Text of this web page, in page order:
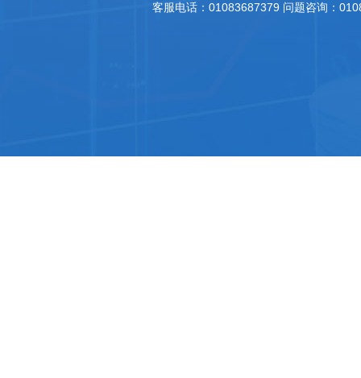
客服电话：01083687379 问题咨询：